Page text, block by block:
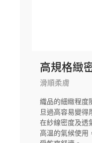
高規格緻
滑順柔膚
織品的細緻程度
旦過高容易變得
在紗線密度及透
高溫的氣候使用